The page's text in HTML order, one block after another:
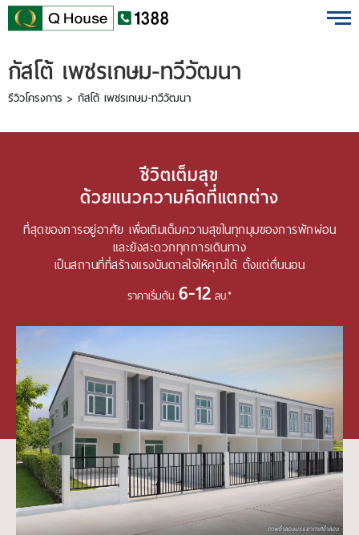
บ้านเดี่ยว
ทาวน์โฮม
โครงการใหม่
ข้อมูลบริษัท
เสนอขายที่ดิน
นโยบายคุ้มครองข้อมูลส่วนบุคคล
ไทย
EN
กัสโต้ เพชรเกษม-ทวีวัฒนา
รีวิวโครงการ > กัสโต้ เพชรเกษม-ทวีวัฒนา
ชีวิตเต็มสุข
ด้วยแนวความคิดที่แตกต่าง
ที่สุดของการอยู่อาศัย เพื่อเติมเต็มความสุขในทุกมุมของการพักผ่อน
และยังสะดวกทุกการเดินทาง
เป็นสถานที่ที่สร้างแรงบันดาลใจให้คุณได้ ตั้งแต่ตื่นนอน
ราคาเริ่มต้น 6-12 ลบ.*
ภาพจำลองบรรยากาศจำลอง